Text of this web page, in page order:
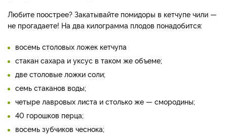
Любите поострее? Закатывайте помидоры в кетчупе чили —
не прогадаете! На два килограмма плодов понадобится:
восемь столовых ложек кетчупа
стакан сахара и уксус в таком же объеме;
две столовые ложки соли;
семь стаканов воды;
четыре лавровых листа и столько же — смородины;
40 горошков перца;
восемь зубчиков чеснока;